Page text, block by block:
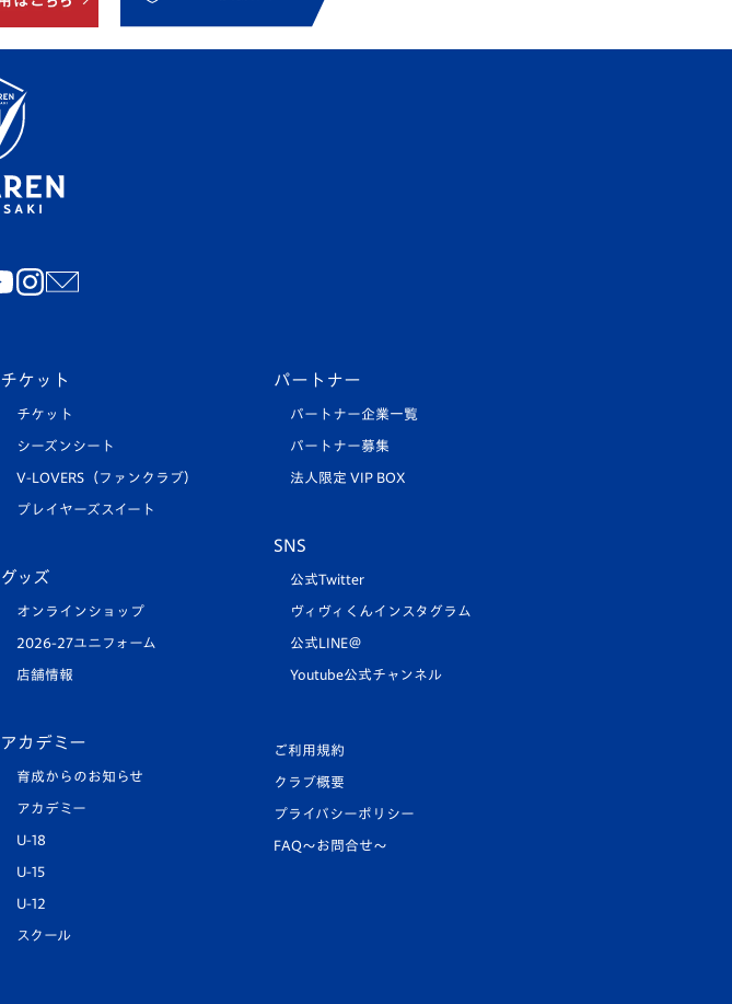
チケット
チケット
シーズンシート
V-LOVERS（ファンクラブ）
プレイヤーズスイート
グッズ
オンラインショップ
2026-27ユニフォーム
店舗情報
アカデミー
育成からのお知らせ
アカデミー
U-18
U-15
U-12
スクール
パートナー
パートナー企業一覧
パートナー募集
法人限定 VIP BOX
SNS
公式Twitter
ヴィヴィくんインスタグラム
公式LINE＠
Youtube公式チャンネル
ご利用規約
クラブ概要
プライバシーポリシー
FAQ〜お問合せ〜